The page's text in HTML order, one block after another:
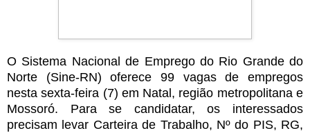
O Sistema Nacional de Emprego do Rio Grande do
Norte (Sine-RN) oferece 99 vagas de empregos
nesta sexta-feira (7) em Natal, região metropolitana e
Mossoró. Para se candidatar, os interessados
precisam levar Carteira de Trabalho, Nº do PIS, RG,